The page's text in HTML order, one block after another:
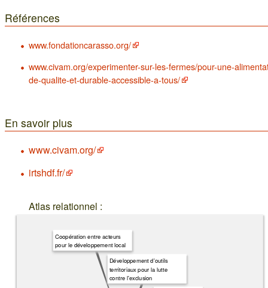
Références
www.fondationcarasso.org/
www.civam.org/experimenter-sur-les-fermes/pour-une-
de-qualite-et-durable-accessible-a-tous/
En savoir plus
www.civam.org/
irtshdf.fr/
Atlas relationnel :
Développement d'outils
territoriaux pour la lutte
contre l'exclusion
Coopération entre acteurs
pour le développement local